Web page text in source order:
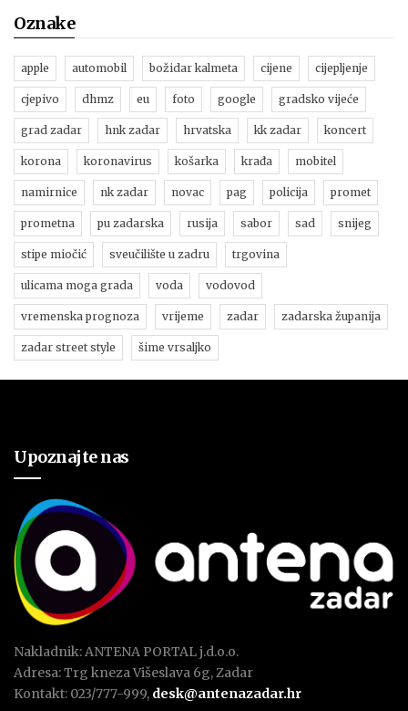
Oznake
apple automobil božidar kalmeta cijene cijepljenje
cjepivo dhmz eu foto google gradsko vijeće
grad zadar hnk zadar hrvatska kk zadar koncert
korona koronavirus košarka krađa mobitel
namirnice nk zadar novac pag policija promet
prometna pu zadarska rusija sabor sad snijeg
stipe miočić sveučilište u zadru trgovina
ulicama moga grada voda vodovod
vremenska prognoza vrijeme zadar zadarska županija
zadar street style šime vrsaljko
Upoznajte nas
Nakladnik: ANTENA PORTAL j.d.o.o.
Adresa: Trg kneza Višeslava 6g, Zadar
Kontakt: 023/777-999, desk@antenazadar.hr